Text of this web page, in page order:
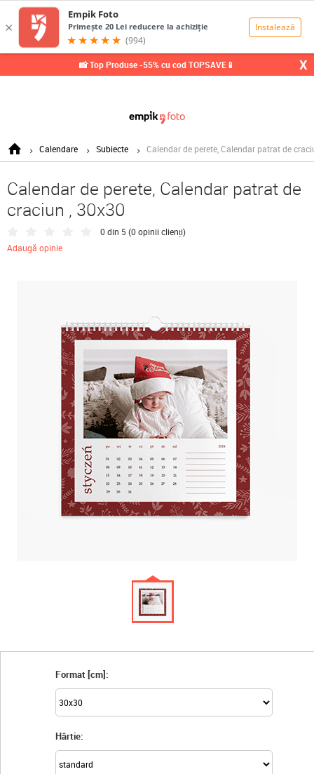
📸 Top Produse -55% cu cod TOPSAVE📱 X
Calendare Subiecte Calendar de perete, Calendar patrat de
Calendar de perete, Calendar patrat de
craciun , 30x30
0 din 5 (0 opinii clienți)
Adaugă opinie
Format [cm]:
Hârtie: